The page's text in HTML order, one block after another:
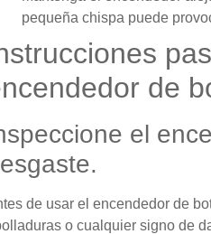
pequeña chispa puede
de
el
de usar el encendedor de
o cualquier signo de